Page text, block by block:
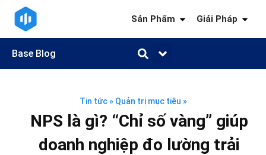
Sản Phẩm Giải Pháp
Base Blog
Tin tức» Quản trị mục tiêu »
NPS là gì? “Chỉ số vàng” giúp
doanh nghiệp đo lường trải